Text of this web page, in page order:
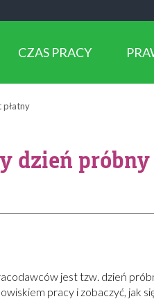
CZAS PRACY
płatny
dzień
jest tzw. dzień
pracy i zobaczyć, jak